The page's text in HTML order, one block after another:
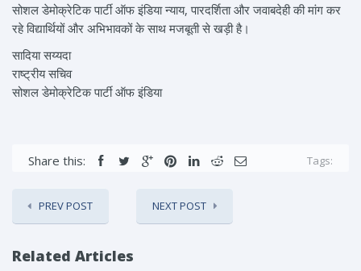
सोशल डेमोक्रेटिक पार्टी ऑफ इंडिया न्याय, पारदर्शिता और जवाबदेही की मांग कर
रहे विद्यार्थियों और अभिभावकों के साथ मजबूती से खड़ी है।
सादिया सय्यदा
राष्ट्रीय सचिव
सोशल डेमोक्रेटिक पार्टी ऑफ इंडिया
Share this: Tags:
PREV POST NEXT POST
Related Articles